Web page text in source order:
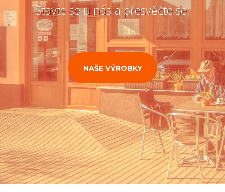
Stavte se u nás a přesvěčte se.
NAŠE VÝROBKY